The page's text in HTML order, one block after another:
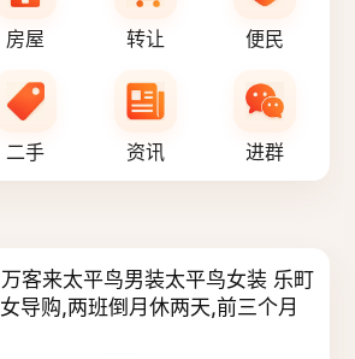
房屋 转让 便民
二手 资讯 进群
万客来太平鸟男装太平鸟女装 乐町
导购,两班倒月休两天,前三个月